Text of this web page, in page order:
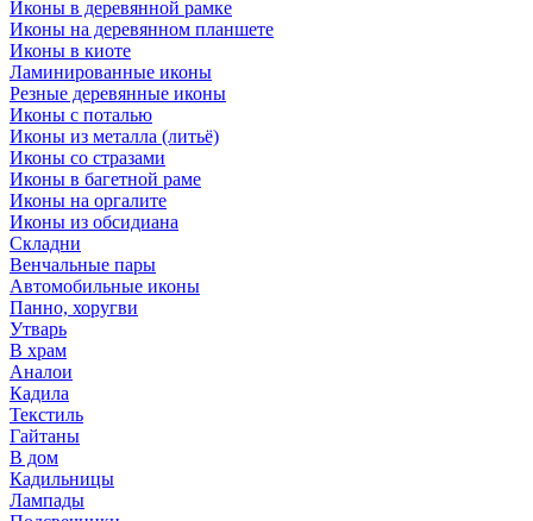
Иконы в деревянной рамке
Иконы на деревянном планшете
Иконы в киоте
Ламинированные иконы
Резные деревянные иконы
Иконы с поталью
Иконы из металла (литьё)
Иконы со стразами
Иконы в багетной раме
Иконы на оргалите
Иконы из обсидиана
Складни
Венчальные пары
Автомобильные иконы
Панно, хоругви
Утварь
В храм
Аналои
Кадила
Текстиль
Гайтаны
В дом
Кадильницы
Лампады